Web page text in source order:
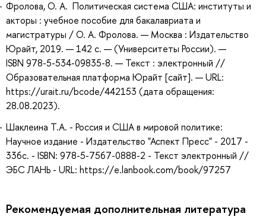
Фролова, О. А. Политическая система США: институты и
акторы : учебное пособие для бакалавриата и
магистратуры / О. А. Фролова. — Москва : Издательство
Юрайт, 2019. — 142 с. — (Университеты России). —
ISBN 978-5-534-09835-8. — Текст : электронный //
Образовательная платформа Юрайт [сайт]. — URL:
https://urait.ru/bcode/442153 (дата обращения:
28.08.2023).
Шаклеина Т.А. - Россия и США в мировой политике:
Научное издание - Издательство "Аспект Пресс" - 2017 -
336с. - ISBN: 978-5-7567-0888-2 - Текст электронный //
ЭБС ЛАНЬ - URL: https://e.lanbook.com/book/97257
Рекомендуемая дополнительная литература